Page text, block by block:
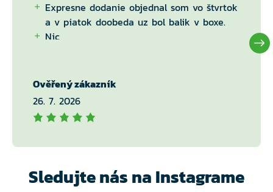
Expresne dodanie objednal som vo štvrtok
a v piatok doobeda uz bol balik v boxe.
Nic
Ověřený zákazník
26. 7. 2026
Sledujte nás na Instagrame